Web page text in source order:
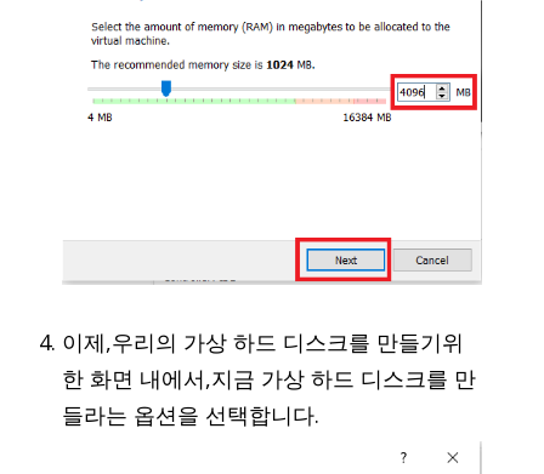
이제,우리의 가상 하드 디스크를 만들기위
한 화면 내에서,지금 가상 하드 디스크를 만
들라는 옵션을 선택합니다.